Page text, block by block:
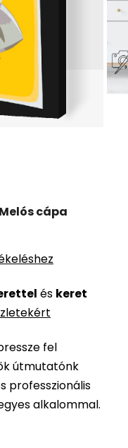
és keret
fel
útmutatónk
professzionális
alkalommal.
cápa